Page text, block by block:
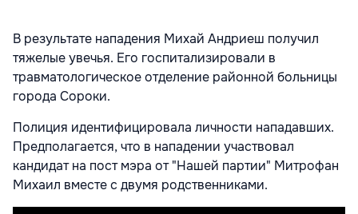
В результате нападения Михай Андриеш получил
тяжелые увечья. Его госпитализировали в
травматологическое отделение районной больницы
города Сороки.
Полиция идентифицировала личности нападавших.
Предполагается, что в нападении участвовал
кандидат на пост мэра от "Нашей партии" Митрофан
Михаил вместе с двумя родственниками.